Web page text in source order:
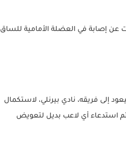
إصابة في العضلة الأمامية للساق
إلى فريقه، نادي بيرنلي، لاستكمال
استدعاء أي لاعب بديل لتعويض